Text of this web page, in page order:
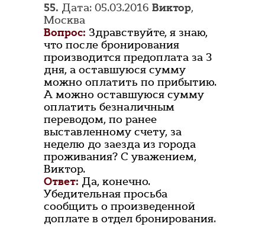
55. Дата: 05.03.2016 Виктор,
Москва
Вопрос: Здравствуйте, я знаю,
что после бронирования
производится предоплата за 3
дня, а оставшуюся сумму
можно оплатить по прибытию.
А можно оставшуюся сумму
оплатить безналичным
переводом, по ранее
выставленному счету, за
неделю до заезда из города
проживания? С уважением,
Виктор.
Ответ: Да, конечно.
Убедительная просьба
сообщить о произведенной
доплате в отдел бронирования.